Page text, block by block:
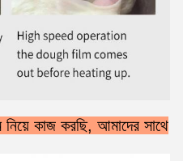
নিয়ে কাজ করছি, আমাদের সাথে